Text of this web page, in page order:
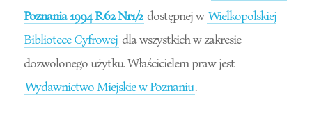
Poznania 1994 R.62 Nr1/2 dostępnej w Wielkopolskiej
Bibliotece Cyfrowej dla wszystkich w zakresie
dozwolonego użytku. Właścicielem praw jest
Wydawnictwo Miejskie w Poznaniu.